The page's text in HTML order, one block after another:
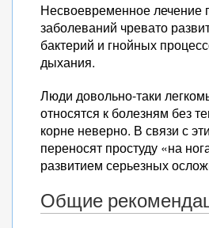
Несвоевременное лечение
заболеваний чревато
бактерий и гнойных
дыхания.
Люди довольно-таки
относятся к болезням без
корне неверно. В связи с
переносят простуду «на
развитием серьезных
Общие